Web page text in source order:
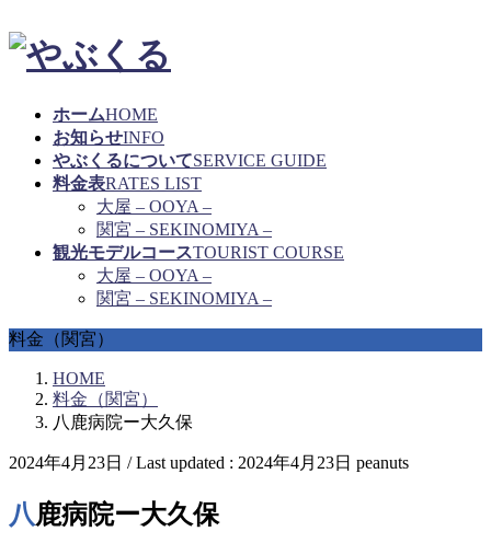
ホームHOME
お知らせINFO
やぶくるについてSERVICE GUIDE
料金表RATES LIST
大屋 – OOYA –
関宮 – SEKINOMIYA –
観光モデルコースTOURIST COURSE
大屋 – OOYA –
関宮 – SEKINOMIYA –
料金（関宮）
HOME
料金（関宮）
八鹿病院ー大久保
2024年4月23日 / Last updated : 2024年4月23日 peanuts
八鹿病院ー大久保